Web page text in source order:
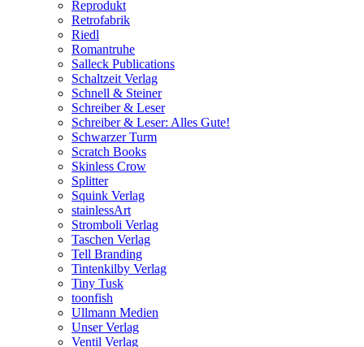
Reprodukt
Retrofabrik
Riedl
Romantruhe
Salleck Publications
Schaltzeit Verlag
Schnell & Steiner
Schreiber & Leser
Schreiber & Leser: Alles Gute!
Schwarzer Turm
Scratch Books
Skinless Crow
Splitter
Squink Verlag
stainlessArt
Stromboli Verlag
Taschen Verlag
Tell Branding
Tintenkilby Verlag
Tiny Tusk
toonfish
Ullmann Medien
Unser Verlag
Ventil Verlag